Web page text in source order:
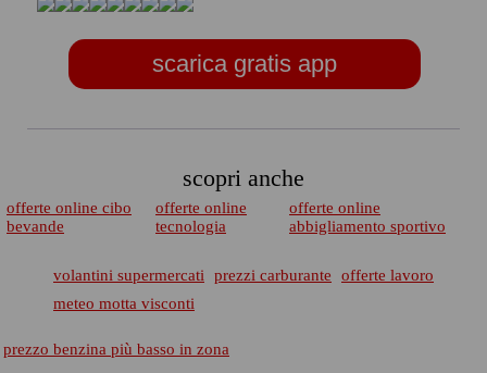
scarica gratis app
scopri anche
offerte online cibo
bevande
offerte online
tecnologia
offerte online
abbigliamento sportivo
volantini supermercati prezzi carburante
offerte lavoro
meteo motta visconti
prezzo benzina più basso in zona